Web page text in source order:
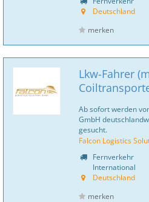
Deutschland
merken
Lkw-Fahrer
Ab sofort werden
GmbH
gesucht.
Falcon Logistics
Fernverkehr
International
Deutschland
merken